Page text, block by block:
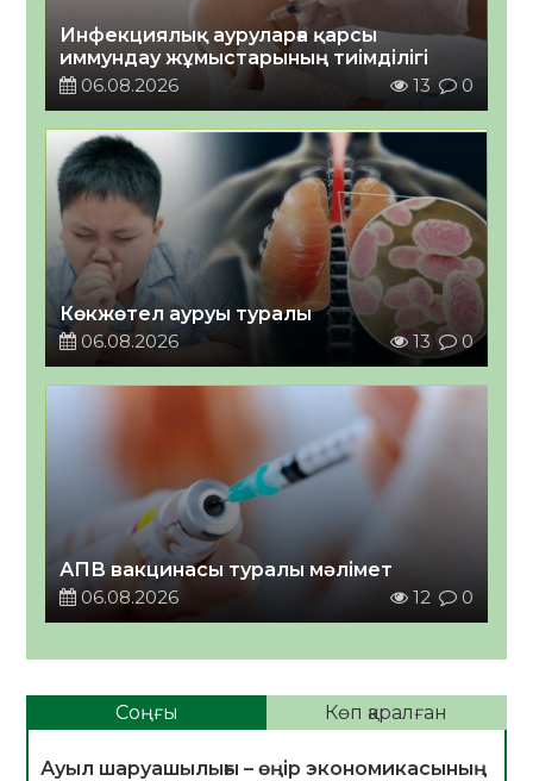
Инфекциялық ауруларға қарсы
иммундау жұмыстарының тиімділігі
06.08.2026
13 0
Көкжөтел ауруы туралы
06.08.2026
13 0
АПВ вакцинасы туралы мәлімет
06.08.2026
12 0
Соңғы Көп қаралған
Ауыл шаруашылығы – өңір экономикасының